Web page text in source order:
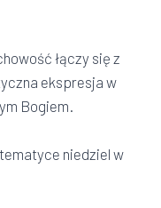
łączy się z
ekspresja w
Bogiem.
niedziel w